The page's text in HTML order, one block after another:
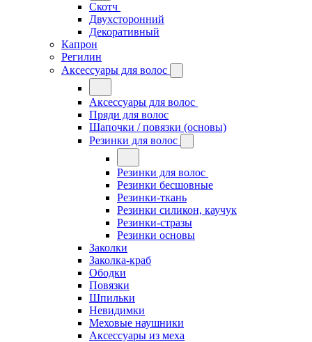
Скотч
Двухсторонний
Декоративный
Капрон
Регилин
Аксессуары для волос
Аксессуары для волос
Пряди для волос
Шапочки / повязки (основы)
Резинки для волос
Резинки для волос
Резинки бесшовные
Резинки-ткань
Резинки силикон, каучук
Резинки-стразы
Резинки основы
Заколки
Заколка-краб
Ободки
Повязки
Шпильки
Невидимки
Меховые наушники
Аксессуары из меха